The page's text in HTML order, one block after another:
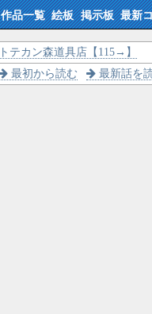
作品一覧 絵板 掲示板 最新
トテカン森道具店【115→】
最初から読む 最新話を